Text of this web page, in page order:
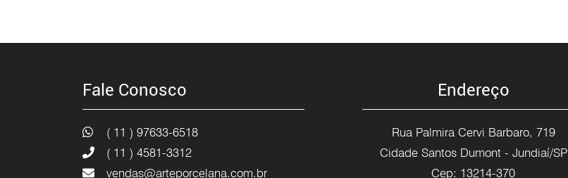
Fale Conosco
( 11 ) 97633-6518
( 11 ) 4581-3312
vendas@arteporcelana.com.br
Endereço
Rua Palmira Cervi Barbaro, 719
Cidade Santos Dumont - Jundiaí/SP
Cep: 13214-370